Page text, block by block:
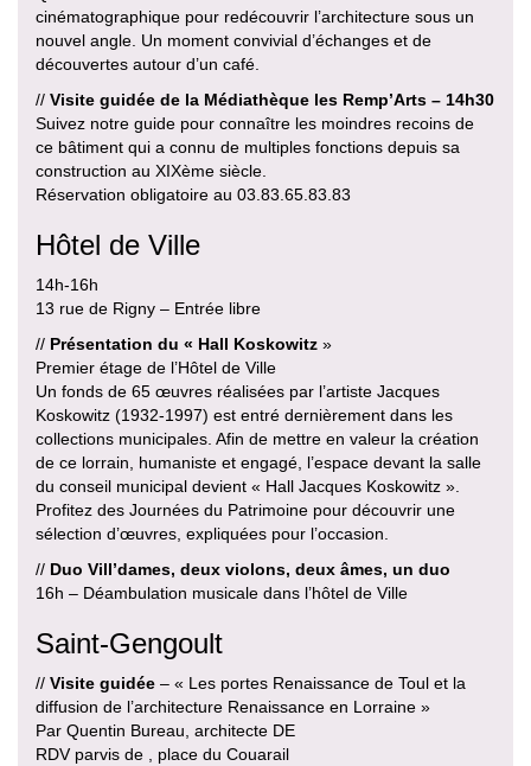
cinématographique pour redécouvrir l’architecture sous un
nouvel angle. Un moment convivial d’échanges et de
découvertes autour d’un café.
// Visite guidée de la Médiathèque les Remp’Arts – 14h30
Suivez notre guide pour connaître les moindres recoins de
ce bâtiment qui a connu de multiples fonctions depuis sa
construction au XIXème siècle.
Réservation obligatoire au 03.83.65.83.83
Hôtel de Ville
14h-16h
13 rue de Rigny – Entrée libre
// Présentation du « Hall Koskowitz »
Premier étage de l’Hôtel de Ville
Un fonds de 65 œuvres réalisées par l’artiste Jacques
Koskowitz (1932-1997) est entré dernièrement dans les
collections municipales. Afin de mettre en valeur la création
de ce lorrain, humaniste et engagé, l’espace devant la salle
du conseil municipal devient « Hall Jacques Koskowitz ».
Profitez des Journées du Patrimoine pour découvrir une
sélection d’œuvres, expliquées pour l’occasion.
// Duo Vill’dames, deux violons, deux âmes, un duo
16h – Déambulation musicale dans l’hôtel de Ville
Saint-Gengoult
// Visite guidée – « Les portes Renaissance de Toul et la
diffusion de l’architecture Renaissance en Lorraine »
Par Quentin Bureau, architecte DE
RDV parvis de , place du Couarail